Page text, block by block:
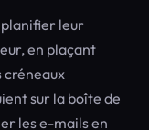
leur
en plaçant
créneaux
sur la boîte de
les e-mails en